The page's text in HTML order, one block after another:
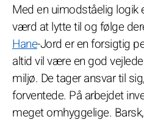
Med en uimodståelig logik
værd at lytte til og følge
Hane-Jord er en forsigtig
altid vil være en god
miljø. De tager ansvar til
forventede. På arbejdet
meget omhyggelige.